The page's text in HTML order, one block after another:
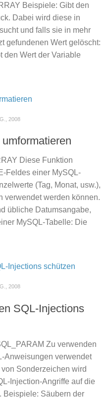
Beispiele: Gibt den
Dabei wird diese in
und falls sie in mehr
gefundenen Wert gelöscht:
den Wert der Variable
2008
Diese Funktion
Feldes einer MySQL-
(Tag, Monat, usw.),
verwendet werden können.
übliche Datumsangabe,
MySQL-Tabelle: Die
2008
SQL-Injections
Zu verwenden
Anweisungen verwendet
Sonderzeichen wird
Injection-Angriffe auf die
Beispiele: Säubern der